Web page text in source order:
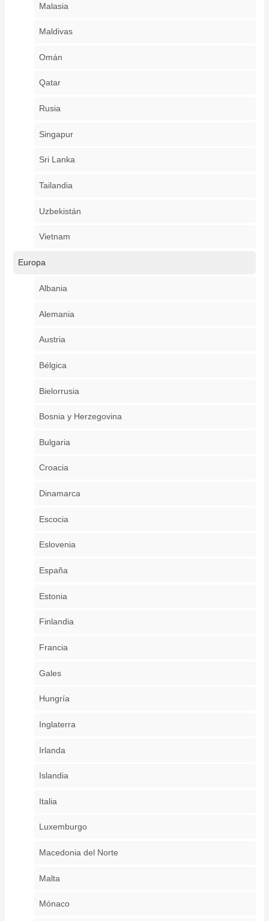
Malasia
Maldivas
Omán
Qatar
Rusia
Singapur
Sri Lanka
Tailandia
Uzbekistán
Vietnam
Europa
Albania
Alemania
Austria
Bélgica
Bielorrusia
Bosnia y Herzegovina
Bulgaria
Croacia
Dinamarca
Escocia
Eslovenia
España
Estonia
Finlandia
Francia
Gales
Hungría
Inglaterra
Irlanda
Islandia
Italia
Luxemburgo
Macedonia del Norte
Malta
Mónaco